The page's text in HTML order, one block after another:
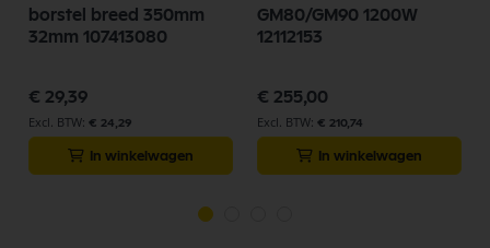
borstel breed 350mm
32mm 107413080
€ 29,39
€ 24,29
In winkelwagen
GM80/GM90 1200W
12112153
€ 255,00
€ 210,74
In winkelwagen